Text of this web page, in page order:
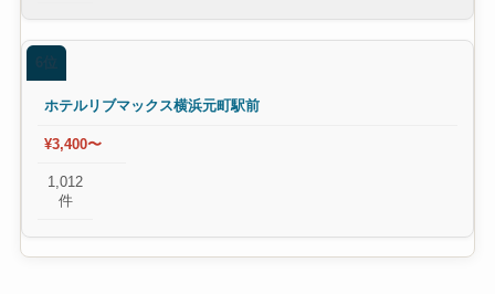
6位
ホテルリブマックス横浜元町駅前
¥3,400〜
1,012
件